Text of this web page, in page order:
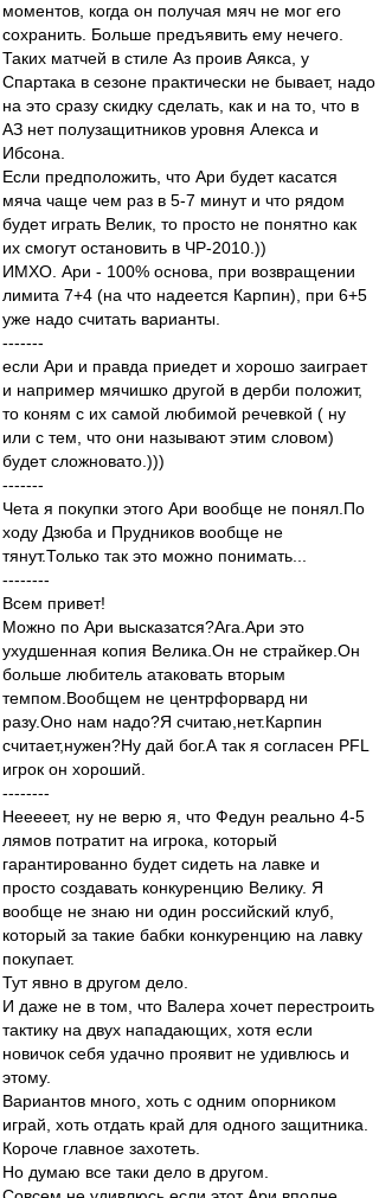
моментов, когда он получая мяч не мог его
сохранить. Больше предъявить ему нечего.
Таких матчей в стиле Аз проив Аякса, у
Спартака в сезоне практически не бывает, надо
на это сразу скидку сделать, как и на то, что в
АЗ нет полузащитников уровня Алекса и
Ибсона.
Если предположить, что Ари будет касатся
мяча чаще чем раз в 5-7 минут и что рядом
будет играть Велик, то просто не понятно как
их смогут остановить в ЧР-2010.))
ИМХО. Ари - 100% основа, при возвращении
лимита 7+4 (на что надеется Карпин), при 6+5
уже надо считать варианты.
-------
если Ари и правда приедет и хорошо заиграет
и например мячишко другой в дерби положит,
то коням с их самой любимой речевкой ( ну
или с тем, что они называют этим словом)
будет сложновато.)))
-------
Чета я покупки этого Ари вообще не понял.По
ходу Дзюба и Прудников вообще не
тянут.Только так это можно понимать...
--------
Всем привет!
Можно по Ари высказатся?Ага.Ари это
ухудшенная копия Велика.Он не страйкер.Он
больше любитель атаковать вторым
темпом.Вообщем не центрфорвард ни
разу.Оно нам надо?Я считаю,нет.Карпин
считает,нужен?Ну дай бог.А так я согласен PFL
игрок он хороший.
--------
Нееееет, ну не верю я, что Федун реально 4-5
лямов потратит на игрока, который
гарантированно будет сидеть на лавке и
просто создавать конкуренцию Велику. Я
вообще не знаю ни один российский клуб,
который за такие бабки конкуренцию на лавку
покупает.
Тут явно в другом дело.
И даже не в том, что Валера хочет перестроить
тактику на двух нападающих, хотя если
новичок себя удачно проявит не удивлюсь и
этому.
Вариантов много, хоть с одним опорником
играй, хоть отдать край для одного защитника.
Короче главное захотеть.
Но думаю все таки дело в другом.